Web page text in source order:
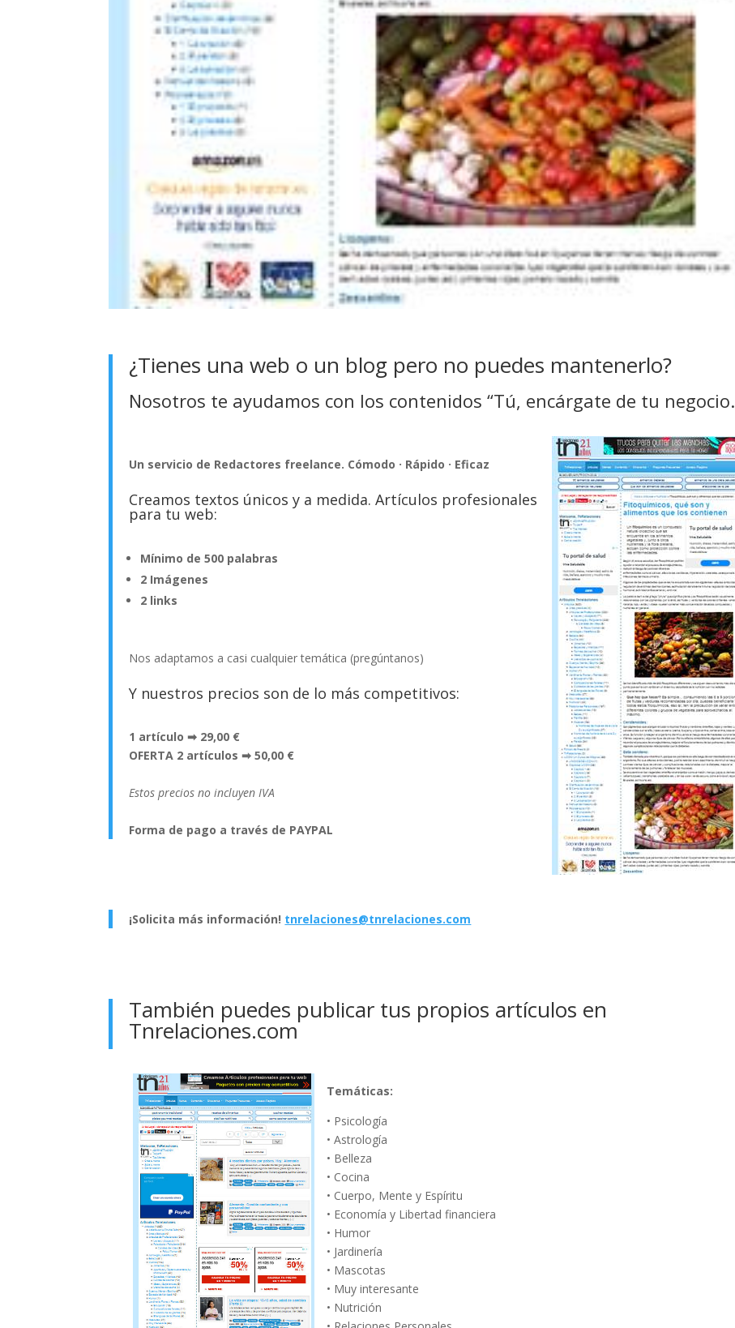
¿Tienes una web o un blog pero no puedes mantenerlo?
Nosotros te ayudamos con los contenidos “Tú, encárgate de tu negocio.
Un servicio de Redactores freelance. Cómodo · Rápido · Eficaz
Creamos textos únicos y a medida. Artículos profesionales
para tu web:
Mínimo de 500 palabras
2 Imágenes
2 links
Nos adaptamos a casi cualquier temática (pregúntanos)
Y nuestros precios son de lo más competitivos:
1 artículo ➡ 29,00 €
OFERTA 2 artículos ➡ 50,00 €
Estos precios no incluyen IVA
Forma de pago a través de PAYPAL
¡Solicita más información! tnrelaciones@tnrelaciones.com
También puedes publicar tus propios artículos en
Tnrelaciones.com
Temáticas:
• Psicología
• Astrología
• Belleza
• Cocina
• Cuerpo, Mente y Espíritu
• Economía y Libertad financiera
• Humor
• Jardinería
• Mascotas
• Muy interesante
• Nutrición